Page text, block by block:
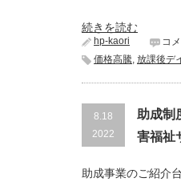
等
物
対
策
支
金
続きを読む
hp-kaori
給
付
練
区
施
設
営
コ
価格高騰, 放課後デ
8.18
2022
助成制
害福祉
助成事業のご紹介